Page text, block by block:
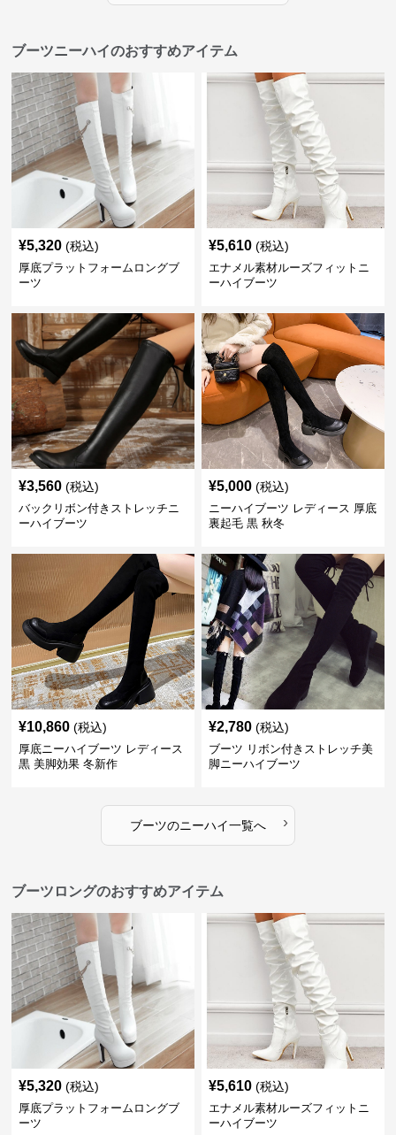
ブーツニーハイのおすすめアイテム
¥5,320 (税込)
厚底プラットフォームロングブ
ーツ
¥5,610 (税込)
エナメル素材ルーズフィットニ
ーハイブーツ
¥3,560 (税込)
バックリボン付きストレッチニ
ーハイブーツ
¥5,000 (税込)
ニーハイブーツ レディース 厚底
裏起毛 黒 秋冬
¥10,860 (税込)
厚底ニーハイブーツ レディース
黒 美脚効果 冬新作
¥2,780 (税込)
ブーツ リボン付きストレッチ美
脚ニーハイブーツ
ブーツのニーハイ一覧へ ›
ブーツロングのおすすめアイテム
¥5,320 (税込)
厚底プラットフォームロングブ
ーツ
¥5,610 (税込)
エナメル素材ルーズフィットニ
ーハイブーツ